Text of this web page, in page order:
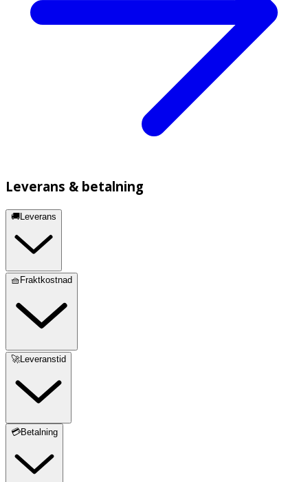
Leverans & betalning
🚚Leverans
🧺Fraktkostnad
🚀Leveranstid
💳Betalning